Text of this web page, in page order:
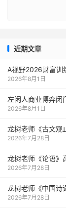
近期文章
A视野2026财富训
2026年8月1日
左闲人商业博弈闭
2026年8月1日
龙树老师《古文观
2026年7月28日
龙树老师《论语》
2026年7月28日
龙树老师《中国诗
2026年7月28日